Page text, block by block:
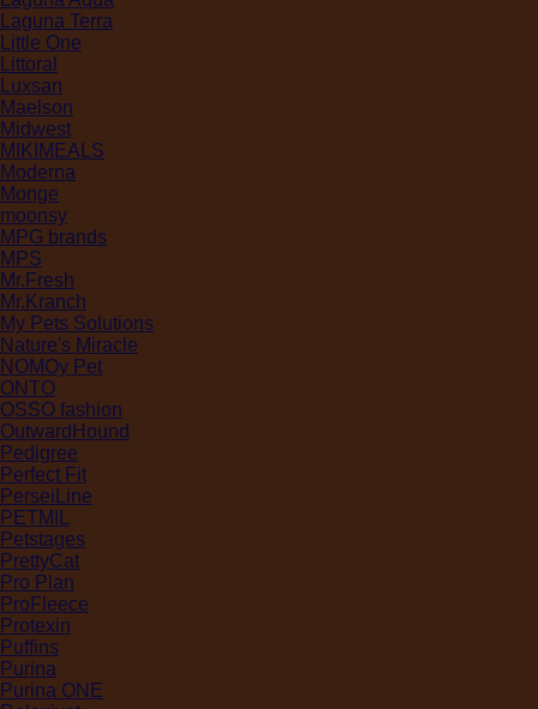
Laguna Terra
Little One
Littoral
Luxsan
Maelson
Midwest
MIKIMEALS
Moderna
Monge
moonsy
MPG brands
MPS
Mr.Fresh
Mr.Kranch
My Pets Solutions
Nature's Miracle
NOMOy Pet
ONTO
OSSO fashion
OutwardHound
Pedigree
Perfect Fit
PerseiLine
PETMIL
Petstages
PrettyCat
Pro Plan
ProFleece
Protexin
Puffins
Purina
Purina ONE